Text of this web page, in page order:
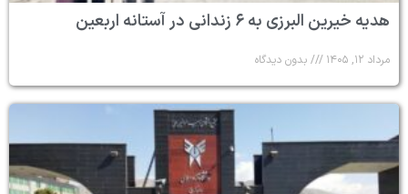
هدیه خیرین البرزی به ۶ زندانی در آستانه اربعین
مرداد ۱۲, ۱۴۰۵ بدون دیدگاه